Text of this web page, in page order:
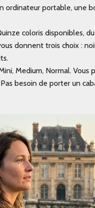
ordinateur portable, une
coloris disponibles,
donnent trois choix :
Medium, Normal. Vous
besoin de porter un